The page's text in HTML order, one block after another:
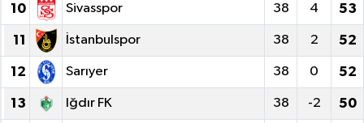
10 Sivasspor 38 4 53
11 İstanbulspor 38 2 52
12 Sarıyer 38 0 52
13 Iğdır FK 38 -2 50